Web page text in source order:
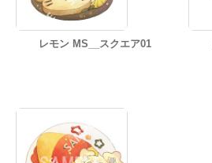
レモン MS__スクエア01